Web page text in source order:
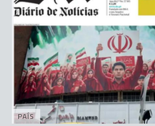
PAÍS